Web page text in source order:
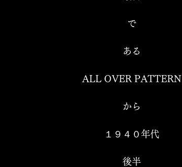
で
ある
ALL OVER PATTERN
から
１９４０年代
後半